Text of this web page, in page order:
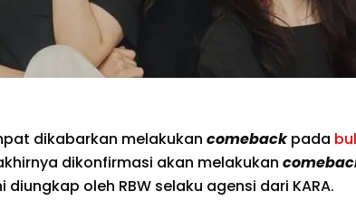
dikabarkan melakukan comebackpada
dikonfirmasi akan melakukan
diungkap oleh RBW selaku agensi dari KARA.